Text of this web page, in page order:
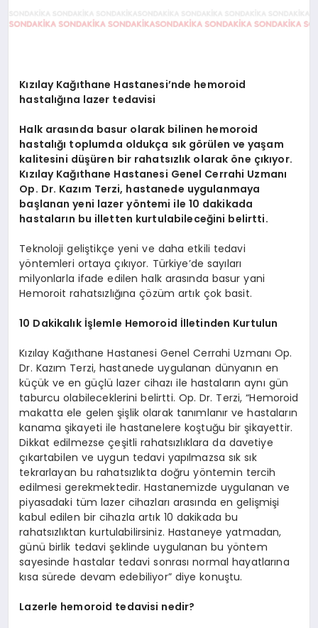
TEKNOLOJI
Kızılay Kağıthane Hastanesi’nde hemoroid
hastalığına lazer tedavisi
Halk arasında basur olarak bilinen hemoroid
hastalığı toplumda oldukça sık görülen ve yaşam
kalitesini düşüren bir rahatsızlık olarak öne çıkıyor.
Kızılay Kağıthane Hastanesi Genel Cerrahi Uzmanı
Op. Dr. Kazım Terzi, hastanede uygulanmaya
başlanan yeni lazer yöntemi ile 10 dakikada
hastaların bu illetten kurtulabileceğini belirtti.
Teknoloji geliştikçe yeni ve daha etkili tedavi
yöntemleri ortaya çıkıyor. Türkiye’de sayıları
milyonlarla ifade edilen halk arasında basur yani
Hemoroit rahatsızlığına çözüm artık çok basit.
10 Dakikalık İşlemle Hemoroid İlletinden Kurtulun
Kızılay Kağıthane Hastanesi Genel Cerrahi Uzmanı Op.
Dr. Kazım Terzi, hastanede uygulanan dünyanın en
küçük ve en güçlü lazer cihazı ile hastaların aynı gün
taburcu olabileceklerini belirtti. Op. Dr. Terzi, “Hemoroid
makatta ele gelen şişlik olarak tanımlanır ve hastaların
kanama şikayeti ile hastanelere koştuğu bir şikayettir.
Dikkat edilmezse çeşitli rahatsızlıklara da davetiye
çıkartabilen ve uygun tedavi yapılmazsa sık sık
tekrarlayan bu rahatsızlıkta doğru yöntemin tercih
edilmesi gerekmektedir. Hastanemizde uygulanan ve
piyasadaki tüm lazer cihazları arasında en gelişmişi
kabul edilen bir cihazla artık 10 dakikada bu
rahatsızlıktan kurtulabilirsiniz. Hastaneye yatmadan,
günü birlik tedavi şeklinde uygulanan bu yöntem
sayesinde hastalar tedavi sonrası normal hayatlarına
kısa sürede devam edebiliyor” diye konuştu.
Lazerle hemoroid tedavisi nedir?